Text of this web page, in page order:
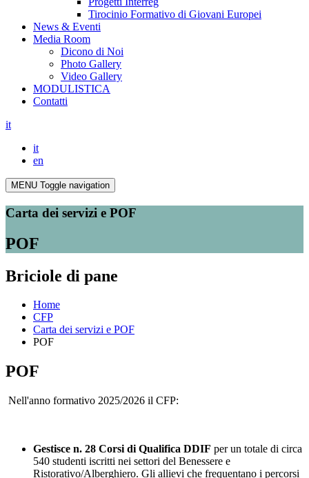
Tirocinio Formativo di Giovani Europei
News & Eventi
Media Room
Dicono di Noi
Photo Gallery
Video Gallery
MODULISTICA
Contatti
it
it
en
MENU Toggle navigation
Carta dei servizi e POF
POF
Briciole di pane
Home
CFP
Carta dei servizi e POF
POF
POF
Nell'anno formativo 2025/2026 il CFP:
Gestisce n. 28 Corsi di Qualifica DDIF per un totale di circa
540 studenti iscritti nei settori del Benessere e
Ristorativo/Alberghiero. Gli allievi che frequentano i percorsi